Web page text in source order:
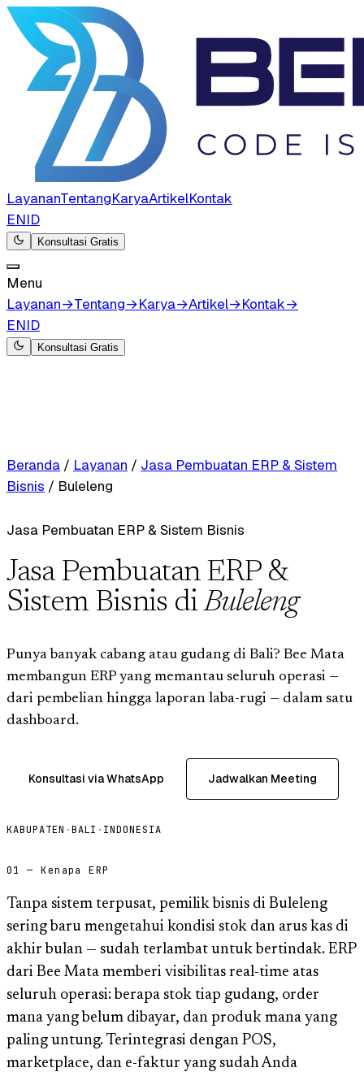
LayananTentangKaryaArtikelKontak
ENID
Konsultasi Gratis
Menu
Layanan→Tentang→Karya→Artikel→Kontak→
ENID
Konsultasi Gratis
Beranda / Layanan / Jasa Pembuatan ERP & Sistem
Bisnis / Buleleng
Jasa Pembuatan ERP & Sistem Bisnis
Jasa Pembuatan ERP &
Sistem Bisnis diBuleleng
Punya banyak cabang atau gudang di Bali? Bee Mata
membangun ERP yang memantau seluruh operasi —
dari pembelian hingga laporan laba-rugi — dalam satu
dashboard.
Konsultasi via WhatsApp Jadwalkan Meeting
KABUPATEN ·BALI · INDONESIA
01 — Kenapa ERP
Tanpa sistem terpusat, pemilik bisnis di Buleleng
sering baru mengetahui kondisi stok dan arus kas di
akhir bulan — sudah terlambat untuk bertindak. ERP
dari Bee Mata memberi visibilitas real-time atas
seluruh operasi: berapa stok tiap gudang, order
mana yang belum dibayar, dan produk mana yang
paling untung. Terintegrasi dengan POS,
marketplace, dan e-faktur yang sudah Anda